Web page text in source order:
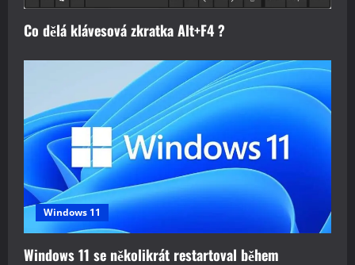
Co dělá klávesová zkratka Alt+F4 ?
Windows 11
Windows 11 se několikrát restartoval během